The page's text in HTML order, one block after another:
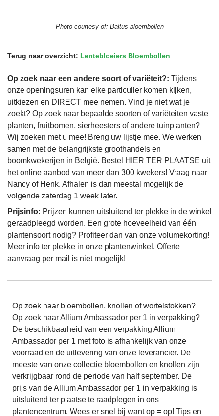
Photo courtesy of: Baltus bloembollen
Terug naar overzicht: Lentebloeiers Bloembollen
Op zoek naar een andere soort of variëteit?: Tijdens
onze openingsuren kan elke particulier komen kijken,
uitkiezen en DIRECT mee nemen. Vind je niet wat je
zoekt? Op zoek naar bepaalde soorten of variëteiten vaste
planten, fruitbomen, sierheesters of andere tuinplanten?
Wij zoeken met u mee! Breng uw lijstje mee. We werken
samen met de belangrijkste groothandels en
boomkwekerijen in België. Bestel HIER TER PLAATSE uit
het online aanbod van meer dan 300 kwekers! Vraag naar
Nancy of Henk. Afhalen is dan meestal mogelijk de
volgende zaterdag 1 week later.
Prijsinfo: Prijzen kunnen uitsluitend ter plekke in de winkel
geraadpleegd worden. Een grote hoeveelheid van één
plantensoort nodig? Profiteer dan van onze volumekorting!
Meer info ter plekke in onze plantenwinkel. Offerte
aanvraag per mail is niet mogelijk!
Op zoek naar bloembollen, knollen of wortelstokken?
Op zoek naar Allium Ambassador per 1 in verpakking?
De beschikbaarheid van een verpakking Allium
Ambassador per 1 met foto is afhankelijk van onze
voorraad en de uitlevering van onze leverancier. De
meeste van onze collectie bloembollen en knollen zijn
verkrijgbaar rond de periode van half september. De
prijs van de Allium Ambassador per 1 in verpakking is
uitsluitend ter plaatse te raadplegen in ons
plantencentrum. Wees er snel bij want op = op! Tips en